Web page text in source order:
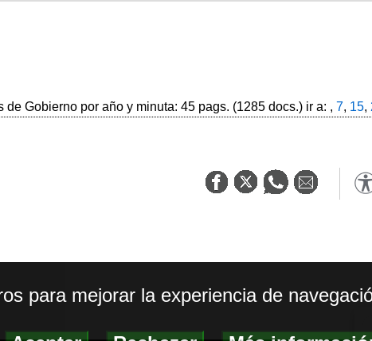
de Gobierno por año y minuta: 45 pags. (1285 docs.) ir a: , 7, 15,
para mejorar la experiencia de